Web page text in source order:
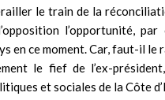
le train de la
l’opportunité, par
en ce moment. Car, faut-il le
le fief de l’ex-
et sociales de la Côte